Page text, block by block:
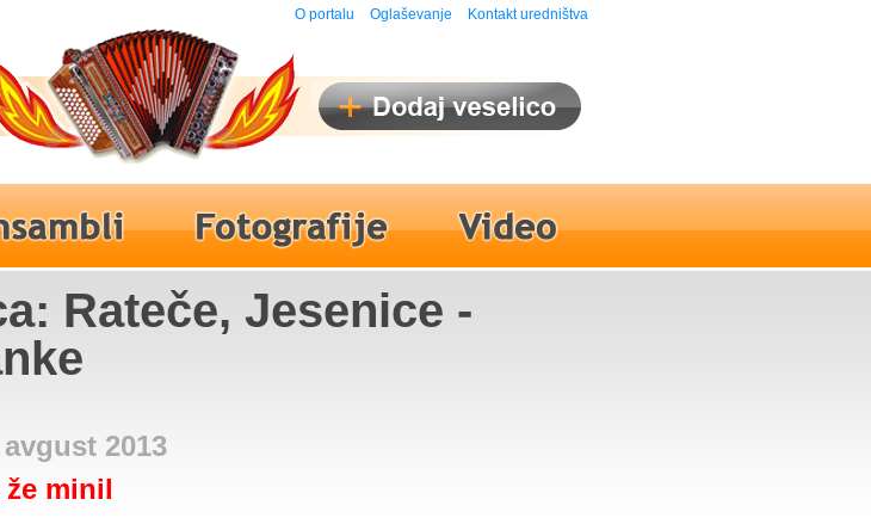
O portalu Oglaševanje Kontakt uredništva
Rateče, Jesenice -
2013
minil